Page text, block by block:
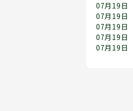
07月19日
07月19日
07月19日
07月19日
07月19日